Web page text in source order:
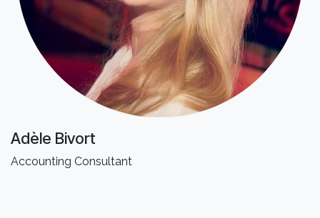
Adèle Bivort
Accounting Consultant